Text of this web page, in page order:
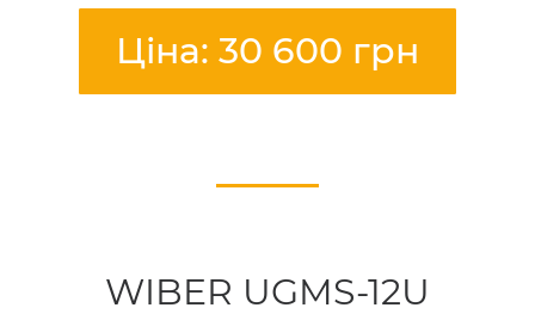
Ціна: 30 600 грн
WIBER UGMS-12U